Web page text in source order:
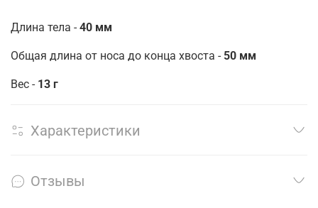
Длина тела - 40 мм
Общая длина от носа до конца хвоста - 50 мм
Вес - 13 г
Характеристики
Отзывы